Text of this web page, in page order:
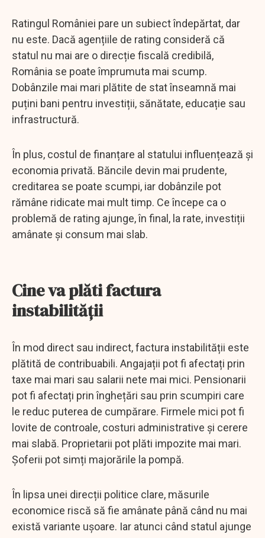
Ratingul României pare un subiect îndepărtat, dar
nu este. Dacă agențiile de rating consideră că
statul nu mai are o direcție fiscală credibilă,
România se poate împrumuta mai scump.
Dobânzile mai mari plătite de stat înseamnă mai
puțini bani pentru investiții, sănătate, educație sau
infrastructură.
În plus, costul de finanțare al statului influențează și
economia privată. Băncile devin mai prudente,
creditarea se poate scumpi, iar dobânzile pot
rămâne ridicate mai mult timp. Ce începe ca o
problemă de rating ajunge, în final, la rate, investiții
amânate și consum mai slab.
Cine va plăti factura
instabilității
În mod direct sau indirect, factura instabilității este
plătită de contribuabili. Angajații pot fi afectați prin
taxe mai mari sau salarii nete mai mici. Pensionarii
pot fi afectați prin înghețări sau prin scumpiri care
le reduc puterea de cumpărare. Firmele mici pot fi
lovite de controale, costuri administrative și cerere
mai slabă. Proprietarii pot plăti impozite mai mari.
Șoferii pot simți majorările la pompă.
În lipsa unei direcții politice clare, măsurile
economice riscă să fie amânate până când nu mai
există variante ușoare. Iar atunci când statul ajunge